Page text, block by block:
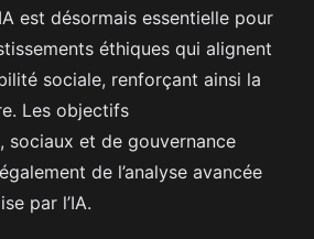
est désormais essentielle pour
éthiques qui alignent
sociale, renforçant ainsi la
Les objectifs
sociaux et de gouvernance
de l’analyse avancée
par l’IA.